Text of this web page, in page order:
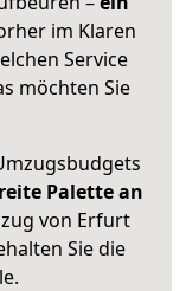
im Klaren
Service
möchten Sie
Palette an
von Erfurt
Sie die